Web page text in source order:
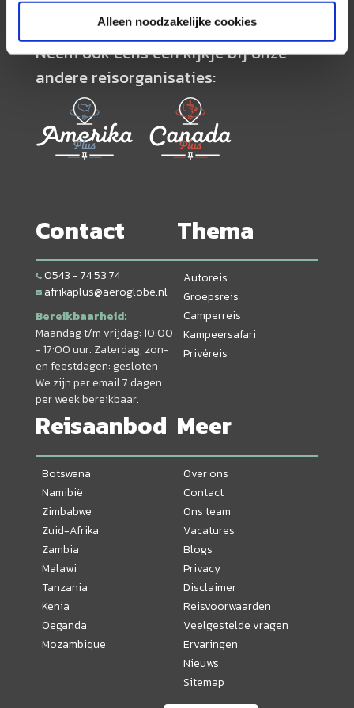
Alleen noodzakelijke cookies
Neem ook eens een kijkje bij onze
andere reisorganisaties:
Contact
0543 - 74 53 74
afrikaplus@aeroglobe.nl
Bereikbaarheid:
Maandag t/m vrijdag: 10:00
- 17:00 uur. Zaterdag, zon-
en feestdagen: gesloten
We zijn per email 7 dagen
per week bereikbaar.
Thema
Autoreis
Groepsreis
Camperreis
Kampeersafari
Privéreis
Reisaanbod
Botswana
Namibië
Zimbabwe
Zuid-Afrika
Zambia
Malawi
Tanzania
Kenia
Oeganda
Mozambique
Meer
Over ons
Contact
Ons team
Vacatures
Blogs
Privacy
Disclaimer
Reisvoorwaarden
Veelgestelde vragen
Ervaringen
Nieuws
Sitemap